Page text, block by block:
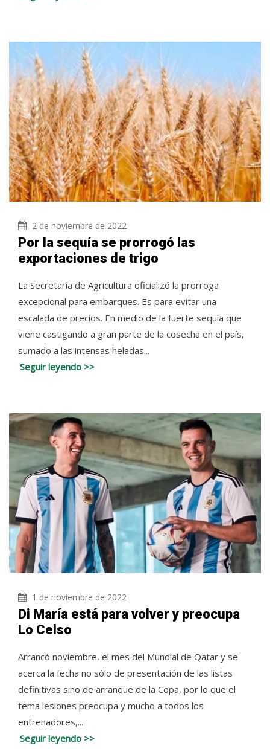
2 de noviembre de 2022
Por la sequía se prorrogó las
exportaciones de trigo
La Secretaría de Agricultura oficializó la prorroga
excepcional para embarques. Es para evitar una
escalada de precios. En medio de la fuerte sequía que
viene castigando a gran parte de la cosecha en el país,
sumado a las intensas heladas...
Seguir leyendo >>
1 de noviembre de 2022
Di María está para volver y preocupa
Lo Celso
Arrancó noviembre, el mes del Mundial de Qatar y se
acerca la fecha no sólo de presentación de las listas
definitivas sino de arranque de la Copa, por lo que el
tema lesiones preocupa y mucho a todos los
entrenadores,...
Seguir leyendo >>